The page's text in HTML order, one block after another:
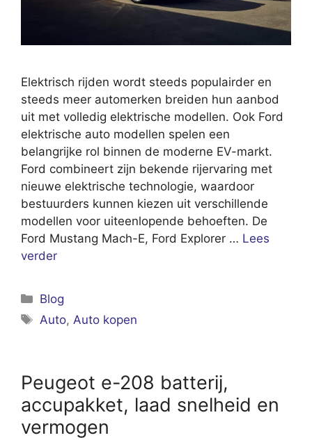
Elektrisch rijden wordt steeds populairder en
steeds meer automerken breiden hun aanbod
uit met volledig elektrische modellen. Ook Ford
elektrische auto modellen spelen een
belangrijke rol binnen de moderne EV-markt.
Ford combineert zijn bekende rijervaring met
nieuwe elektrische technologie, waardoor
bestuurders kunnen kiezen uit verschillende
modellen voor uiteenlopende behoeften. De
Ford Mustang Mach-E, Ford Explorer … Lees
verder
Categorieën
Blog
Tags
Auto,Auto kopen
Peugeot e-208 batterij,
accupakket, laad snelheid en
vermogen